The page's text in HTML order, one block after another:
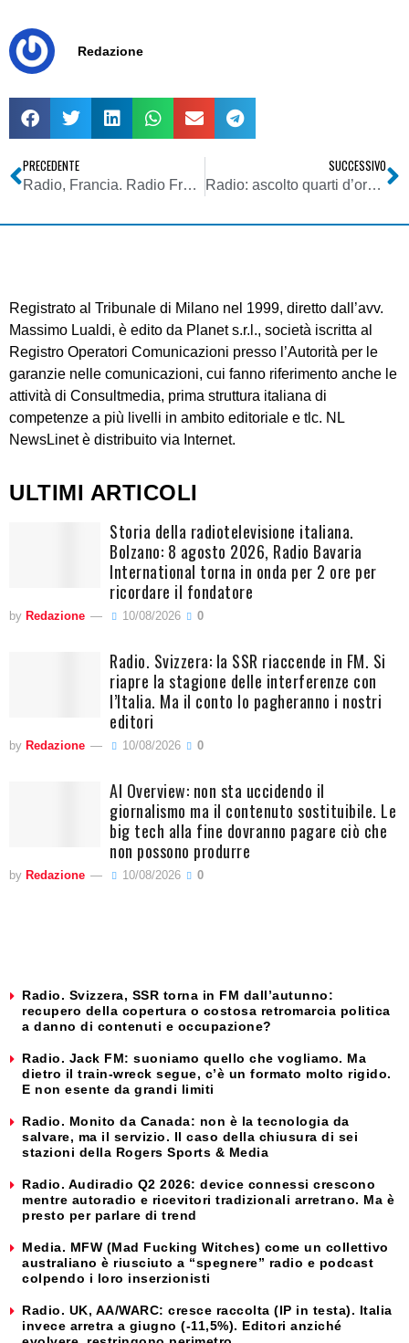
Redazione
PRECEDENTE
Radio, Francia. Radio France scommette su “radio visiva” per attrarre pubblico e ricavi
SUCCESSIVO
Radio: ascolto quarti d’ora. I programmi più ascoltati della radio in Italia sono di Radio 105
Registrato al Tribunale di Milano nel 1999, diretto dall’avv.
Massimo Lualdi, è edito da Planet s.r.l., società iscritta al
Registro Operatori Comunicazioni presso l’Autorità per le
garanzie nelle comunicazioni, cui fanno riferimento anche le
attività di Consultmedia, prima struttura italiana di
competenze a più livelli in ambito editoriale e tlc. NL
NewsLinet è distribuito via Internet.
ULTIMI ARTICOLI
Storia della radiotelevisione italiana.
Bolzano: 8 agosto 2026, Radio Bavaria
International torna in onda per 2 ore per
ricordare il fondatore
by Redazione 10/08/2026 0
Radio. Svizzera: la SSR riaccende in FM. Si
riapre la stagione delle interferenze con
l’Italia. Ma il conto lo pagheranno i nostri
editori
by Redazione 10/08/2026 0
AI Overview: non sta uccidendo il
giornalismo ma il contenuto sostituibile. Le
big tech alla fine dovranno pagare ciò che
non possono produrre
by Redazione 10/08/2026 0
Radio. Svizzera, SSR torna in FM dall’autunno:
recupero della copertura o costosa retromarcia politica
a danno di contenuti e occupazione?
Radio. Jack FM: suoniamo quello che vogliamo. Ma
dietro il train-wreck segue, c’è un formato molto rigido.
E non esente da grandi limiti
Radio. Monito da Canada: non è la tecnologia da
salvare, ma il servizio. Il caso della chiusura di sei
stazioni della Rogers Sports & Media
Radio. Audiradio Q2 2026: device connessi crescono
mentre autoradio e ricevitori tradizionali arretrano. Ma è
presto per parlare di trend
Media. MFW (Mad Fucking Witches) come un collettivo
australiano è riusciuto a “spegnere” radio e podcast
colpendo i loro inserzionisti
Radio. UK, AA/WARC: cresce raccolta (IP in testa). Italia
invece arretra a giugno (-11,5%). Editori anziché